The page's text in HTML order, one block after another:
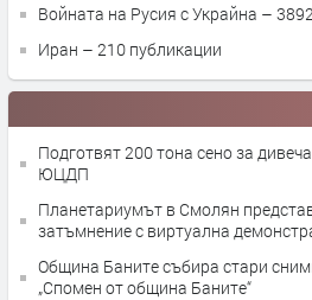
Войната на Русия с Украйна
Иран
– 210 публикации
Подготвят 200 тона сено за
ЮЦДП
Планетариумът в Смолян
затъмнение с виртуална
Община Баните събира стари
„Спомен от община Баните“